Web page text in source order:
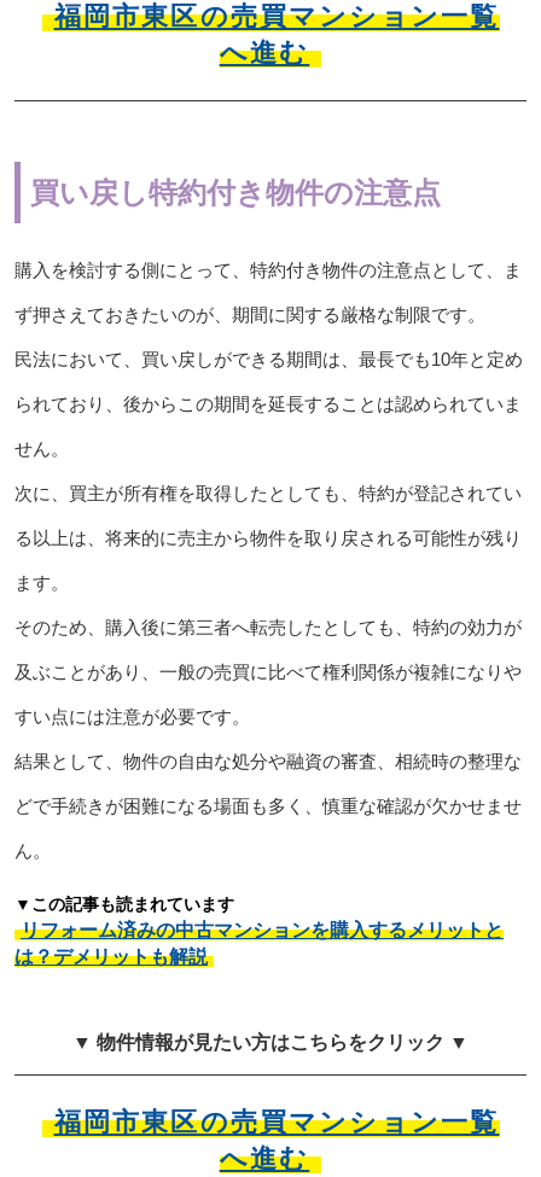
福岡市東区の売買マンション一覧
へ進む
買い戻し特約付き物件の注意点
購入を検討する側にとって、特約付き物件の注意点として、ま
ず押さえておきたいのが、期間に関する厳格な制限です。
民法において、買い戻しができる期間は、最長でも10年と定め
られており、後からこの期間を延長することは認められていま
せん。
次に、買主が所有権を取得したとしても、特約が登記されてい
る以上は、将来的に売主から物件を取り戻される可能性が残り
ます。
そのため、購入後に第三者へ転売したとしても、特約の効力が
及ぶことがあり、一般の売買に比べて権利関係が複雑になりや
すい点には注意が必要です。
結果として、物件の自由な処分や融資の審査、相続時の整理な
どで手続きが困難になる場面も多く、慎重な確認が欠かせませ
ん。
▼この記事も読まれています
リフォーム済みの中古マンションを購入するメリットと
は？デメリットも解説
▼ 物件情報が見たい方はこちらをクリック ▼
福岡市東区の売買マンション一覧
へ進む